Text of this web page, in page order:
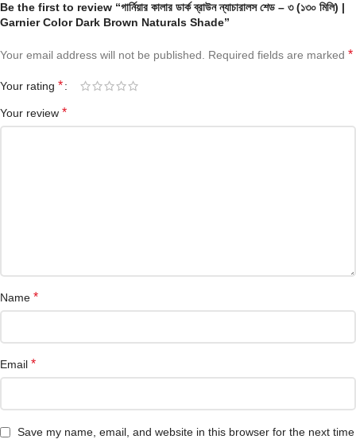
Be the first to review “গার্নিয়ার কালার ডার্ক ব্রাউন ন্যাচারালস শেড – ৩ (১৩০ মিলি) |
Garnier Color Dark Brown Naturals Shade”
Your email address will not be published. Required fields are marked *
Your rating *
Your review *
Name *
Email *
Save my name, email, and website in this browser for the next time